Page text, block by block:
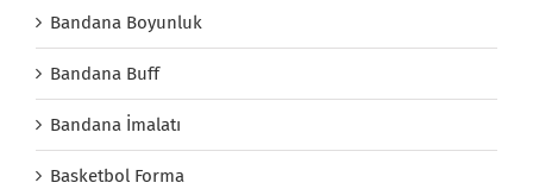
Bandana Boyunluk
Bandana Buff
Bandana İmalatı
Basketbol Forma